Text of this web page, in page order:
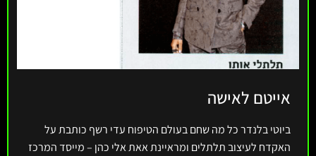
אייטם לאישה
ביוטי בלנדר כל מה שחם בעולם הטיפוח עדי רשף כותבת על
האקדח לעיצוב תלתלים ומראיינת אאת אלי כהן – מייסד המרכז